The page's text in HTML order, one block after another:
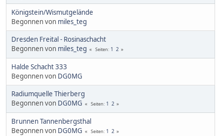
Königstein/Wismutgelände
Begonnen von miles_teg
Dresden Freital - Rosinaschacht
Begonnen von miles_teg Seiten 1 2
Halde Schacht 333
Begonnen von DG0MG
Radiumquelle Thierberg
Begonnen von DG0MG Seiten 1 2
Brunnen Tannenbergsthal
Begonnen von DG0MG Seiten 1 2